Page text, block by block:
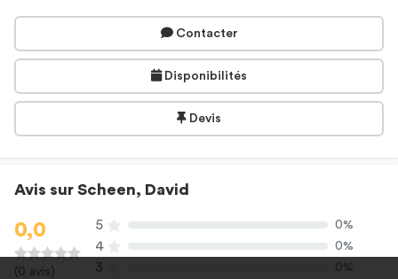
Contacter
Disponibilités
Devis
Avis sur Scheen, David
0,0
(0 avis)
5 0%
4 0%
3 0%